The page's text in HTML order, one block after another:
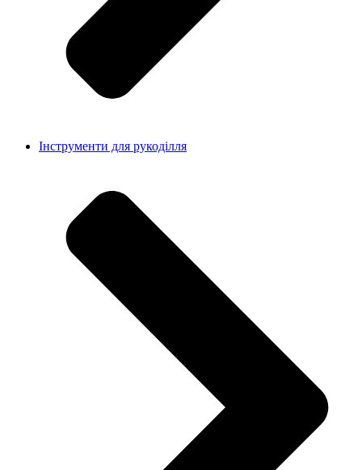
Інструменти для рукоділля